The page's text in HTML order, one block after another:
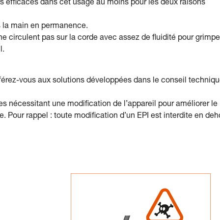
efficaces dans cet usage au moins pour les deux raisons
main en permanence.
circulent pas sur la corde avec assez de fluidité pour
vous aux solutions développées dans le conseil
nécessitant une modification de l’appareil pour améliorer le
Pour rappel : toute modification d’un EPI est interdite en